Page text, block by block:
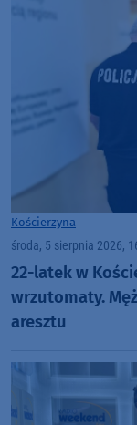
Kościerzyna
środa, 5 sierpnia 2026,
22-latek w
wrzutomaty.
aresztu